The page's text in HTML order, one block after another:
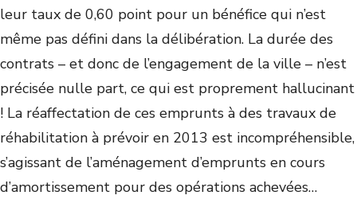
leur taux de 0,60 point pour un bénéfice qui n’est
même pas défini dans la délibération. La durée des
contrats – et donc de l’engagement de la ville – n’est
précisée nulle part, ce qui est proprement hallucinant
! La réaffectation de ces emprunts à des travaux de
réhabilitation à prévoir en 2013 est incompréhensible,
s’agissant de l’aménagement d’emprunts en cours
d’amortissement pour des opérations achevées…